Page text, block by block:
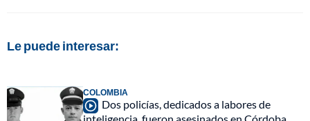
Le puede interesar:
COLOMBIA
Dos policías, dedicados a labores de
inteligencia, fueron asesinados en Córdoba